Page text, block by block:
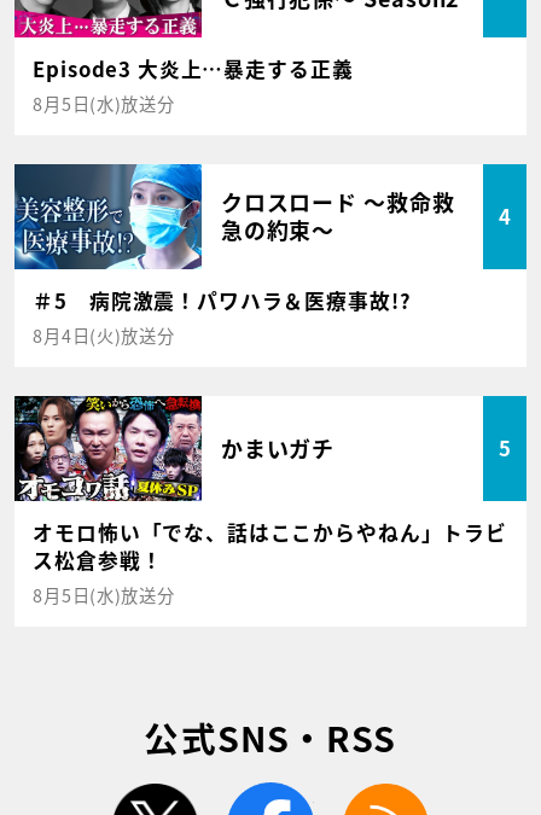
Episode3 大炎上…暴走する正義
8月5日(水)放送分
クロスロード ～救命救
急の約束～
4
＃5 病院激震！パワハラ＆医療事故!?
8月4日(火)放送分
かまいガチ 5
オモロ怖い「でな、話はここからやねん」トラビ
ス松倉参戦！
8月5日(水)放送分
公式SNS・RSS
twitter facebook